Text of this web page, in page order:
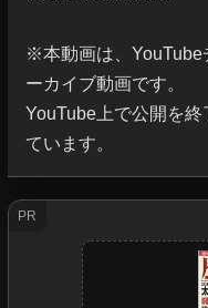
※本動画は、YouTube
ーカイブ動画です。
YouTube上で公開を
ています。
PR